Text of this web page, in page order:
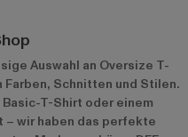
Auswahl an Oversize T-
Schnitten und Stilen.
T-Shirt oder einem
wir haben das perfekte